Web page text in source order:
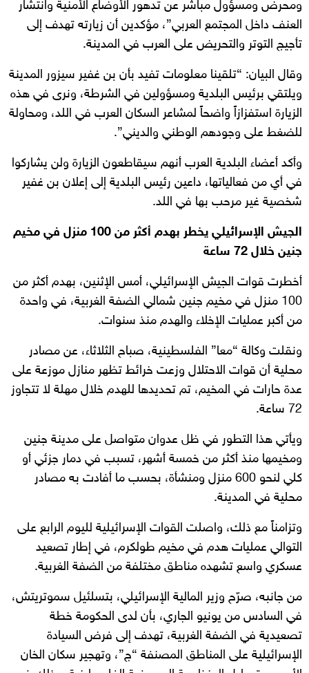
ومحرض ومسؤول مباشر عن تدهور الأوضاع الأمنية وانتشار
العنف داخل المجتمع العربي”، مؤكدين أن زيارته تهدف إلى
تأجيج التوتر والتحريض على العرب في المدينة.
وقال البيان: “تلقينا معلومات تفيد بأن بن غفير سيزور المدينة
ويلتقي برئيس البلدية ومسؤولين في الشرطة، ونرى في هذه
الزيارة استفزازاً واضحاً لمشاعر السكان العرب في اللد، ومحاولة
للضغط على وجودهم الوطني والديني”.
وأكد أعضاء البلدية العرب أنهم سيقاطعون الزيارة ولن يشاركوا
في أي من فعالياتها، داعين رئيس البلدية إلى إعلان بن غفير
شخصية غير مرحب بها في اللد.
الجيش الإسرائيلي يخطر بهدم أكثر من 100 منزل في مخيم
جنين خلال 72 ساعة
أخطرت قوات الجيش الإسرائيلي، أمس الإثنين، بهدم أكثر من
100 منزل في مخيم جنين شمالي الضفة الغربية، في واحدة
من أكبر عمليات الإخلاء والهدم منذ سنوات.
ونقلت وكالة “معا” الفلسطينية، صباح الثلاثاء، عن مصادر
محلية أن قوات الاحتلال وزعت خرائط تظهر منازل موزعة على
عدة حارات في المخيم، تم تحديدها للهدم خلال مهلة لا تتجاوز
72 ساعة.
ويأتي هذا التطور في ظل عدوان متواصل على مدينة جنين
ومخيمها منذ أكثر من خمسة أشهر، تسبب في دمار جزئي أو
كلي لنحو 600 منزل ومنشأة، بحسب ما أفادت به مصادر
محلية في المدينة.
وتزامناً مع ذلك، واصلت القوات الإسرائيلية لليوم الرابع على
التوالي عمليات هدم في مخيم طولكرم، في إطار تصعيد
عسكري واسع تشهده مناطق مختلفة من الضفة الغربية.
من جانبه، صرّح وزير المالية الإسرائيلي، بتسلئيل سموتريتش،
في السادس من يونيو الجاري، بأن لدى الحكومة خطة
تصعيدية في الضفة الغربية، تهدف إلى فرض السيادة
الإسرائيلية على المناطق المصنفة “ج”، وتهجير سكان الخان